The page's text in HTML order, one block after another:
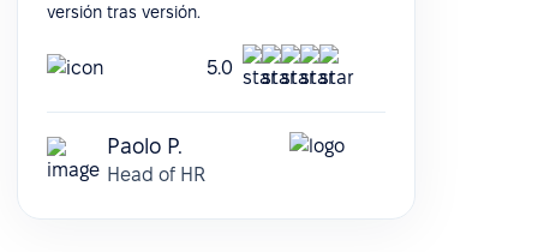
versión tras versión.
5.0
Paolo P.
Head of HR